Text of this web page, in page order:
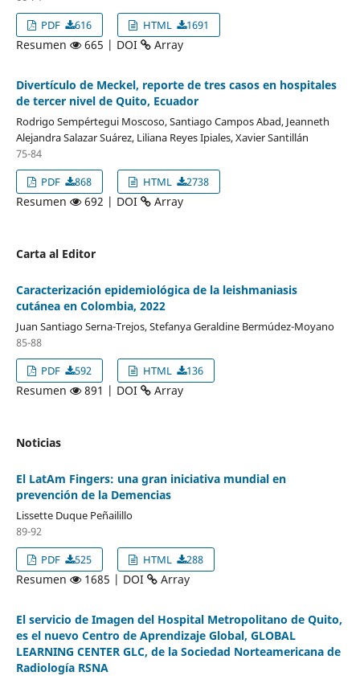
PDF
616 HTML 1691
Resumen 665 | DOI Array
Divertículo de Meckel, reporte de tres casos en hospitales
de tercer nivel de Quito, Ecuador
Rodrigo Sempértegui Moscoso, Santiago Campos Abad, Jeanneth
Alejandra Salazar Suárez, Liliana Reyes Ipiales, Xavier Santillán
75-84
PDF
868 HTML 2738
Resumen 692 | DOI Array
Carta al Editor
Caracterización epidemiológica de la leishmaniasis
cutánea en Colombia, 2022
Juan Santiago Serna-Trejos, Stefanya Geraldine Bermúdez-Moyano
85-88
PDF
592 HTML 136
Resumen 891 | DOI Array
Noticias
El LatAm Fingers: una gran iniciativa mundial en
prevención de la Demencias
Lissette Duque Peñailillo
89-92
PDF
525 HTML 288
Resumen 1685 | DOI Array
El servicio de Imagen del Hospital Metropolitano de Quito,
es el nuevo Centro de Aprendizaje Global, GLOBAL
LEARNING CENTER GLC, de la Sociedad Norteamericana de
Radiología RSNA